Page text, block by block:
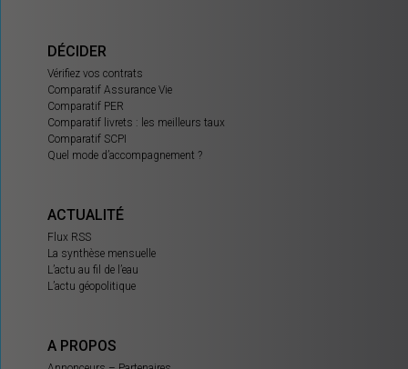
DÉCIDER
Vérifiez vos contrats
Comparatif Assurance Vie
Comparatif PER
Comparatif livrets : les meilleurs taux
Comparatif SCPI
Quel mode d’accompagnement ?
ACTUALITÉ
Flux RSS
La synthèse mensuelle
L’actu au fil de l’eau
L’actu géopolitique
A PROPOS